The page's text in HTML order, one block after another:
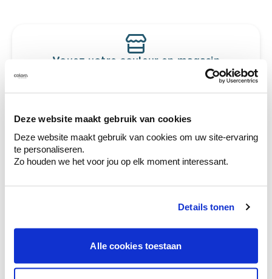
Deze website maakt gebruik van cookies
Deze website maakt gebruik van cookies om uw site-ervaring
te personaliseren.
Zo houden we het voor jou op elk moment interessant.
Details tonen
Alle cookies toestaan
Voyez votre couleur en magasin
Découvrez des échantillons de votre
votre couleur.
Obtenez des conseils personnalisés sur la
combinaison de couleurs.
Conseil couleur à domicile
en couleur.